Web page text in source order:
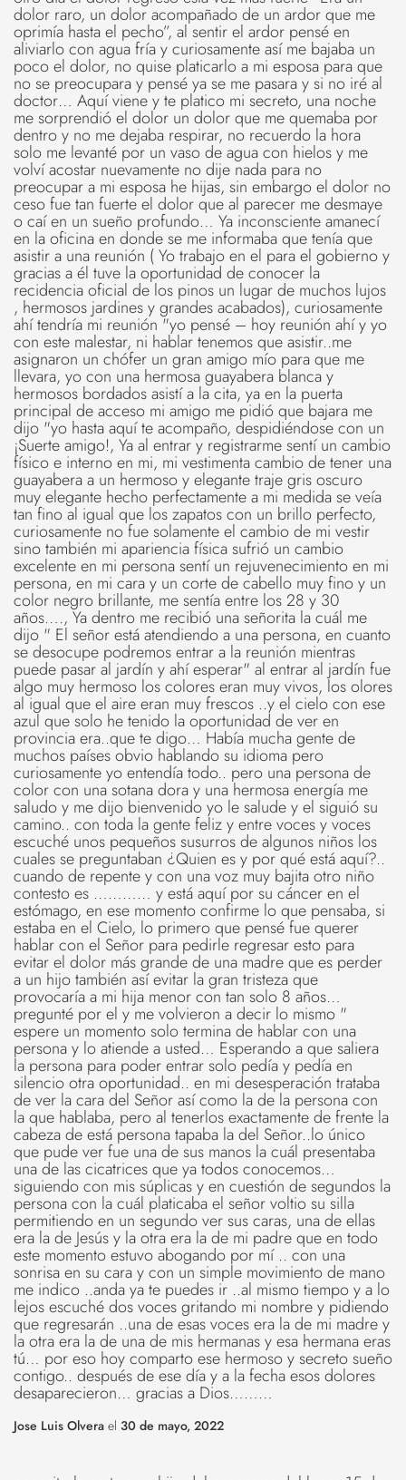
dolor raro, un dolor acompañado de un ardor que me
oprimía hasta el pecho”, al sentir el ardor pensé en
aliviarlo con agua fría y curiosamente así me bajaba un
poco el dolor, no quise platicarlo a mi esposa para que
no se preocupara y pensé ya se me pasara y si no iré al
doctor… Aquí viene y te platico mi secreto, una noche
me sorprendió el dolor un dolor que me quemaba por
dentro y no me dejaba respirar, no recuerdo la hora
solo me levanté por un vaso de agua con hielos y me
volví acostar nuevamente no dije nada para no
preocupar a mi esposa he hijas, sin embargo el dolor no
ceso fue tan fuerte el dolor que al parecer me desmaye
o caí en un sueño profundo… Ya inconsciente amanecí
en la oficina en donde se me informaba que tenía que
asistir a una reunión ( Yo trabajo en el para el gobierno y
gracias a él tuve la oportunidad de conocer la
recidencia oficial de los pinos un lugar de muchos lujos
, hermosos jardines y grandes acabados), curiosamente
ahí tendría mi reunión "yo pensé – hoy reunión ahí y yo
con este malestar, ni hablar tenemos que asistir..me
asignaron un chófer un gran amigo mío para que me
llevara, yo con una hermosa guayabera blanca y
hermosos bordados asistí a la cita, ya en la puerta
principal de acceso mi amigo me pidió que bajara me
dijo "yo hasta aquí te acompaño, despidiéndose con un
¡Suerte amigo!, Ya al entrar y registrarme sentí un cambio
físico e interno en mi, mi vestimenta cambio de tener una
guayabera a un hermoso y elegante traje gris oscuro
muy elegante hecho perfectamente a mi medida se veía
tan fino al igual que los zapatos con un brillo perfecto,
curiosamente no fue solamente el cambio de mi vestir
sino también mi apariencia física sufrió un cambio
excelente en mi persona sentí un rejuvenecimiento en mi
persona, en mi cara y un corte de cabello muy fino y un
color negro brillante, me sentía entre los 28 y 30
años…., Ya dentro me recibió una señorita la cuál me
dijo " El señor está atendiendo a una persona, en cuanto
se desocupe podremos entrar a la reunión mientras
puede pasar al jardín y ahí esperar" al entrar al jardín fue
algo muy hermoso los colores eran muy vivos, los olores
al igual que el aire eran muy frescos ..y el cielo con ese
azul que solo he tenido la oportunidad de ver en
provincia era..que te digo… Había mucha gente de
muchos países obvio hablando su idioma pero
curiosamente yo entendía todo.. pero una persona de
color con una sotana dora y una hermosa energía me
saludo y me dijo bienvenido yo le salude y el siguió su
camino.. con toda la gente feliz y entre voces y voces
escuché unos pequeños susurros de algunos niños los
cuales se preguntaban ¿Quien es y por qué está aquí?..
cuando de repente y con una voz muy bajita otro niño
contesto es ………… y está aquí por su cáncer en el
estómago, en ese momento confirme lo que pensaba, si
estaba en el Cielo, lo primero que pensé fue querer
hablar con el Señor para pedirle regresar esto para
evitar el dolor más grande de una madre que es perder
a un hijo también así evitar la gran tristeza que
provocaría a mi hija menor con tan solo 8 años…
pregunté por el y me volvieron a decir lo mismo "
espere un momento solo termina de hablar con una
persona y lo atiende a usted… Esperando a que saliera
la persona para poder entrar solo pedía y pedía en
silencio otra oportunidad.. en mi desesperación trataba
de ver la cara del Señor así como la de la persona con
la que hablaba, pero al tenerlos exactamente de frente la
cabeza de está persona tapaba la del Señor..lo único
que pude ver fue una de sus manos la cuál presentaba
una de las cicatrices que ya todos conocemos…
siguiendo con mis súplicas y en cuestión de segundos la
persona con la cuál platicaba el señor voltio su silla
permitiendo en un segundo ver sus caras, una de ellas
era la de Jesús y la otra era la de mi padre que en todo
este momento estuvo abogando por mí .. con una
sonrisa en su cara y con un simple movimiento de mano
me indico ..anda ya te puedes ir ..al mismo tiempo y a lo
lejos escuché dos voces gritando mi nombre y pidiendo
que regresarán ..una de esas voces era la de mi madre y
la otra era la de una de mis hermanas y esa hermana eras
tú… por eso hoy comparto ese hermoso y secreto sueño
contigo.. después de ese día y a la fecha esos dolores
desaparecieron… gracias a Dios………
Jose Luis Olvera el 30 de mayo, 2022